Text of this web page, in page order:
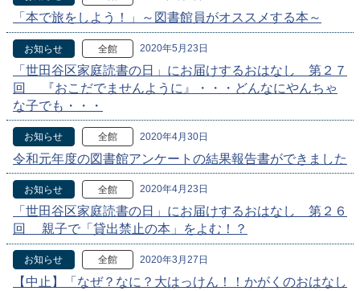
「本で旅をしよう！」～図書館員がオススメする本～
お知らせ 全館 2020年5月23日
「世田谷区家庭読書の日」にお届けするおはなし 第２７
回 『おこだでませんように』・・・どんなにやんちゃ
な子でも・・・
お知らせ 全館 2020年4月30日
令和元年度の図書館アンケートの結果報告書ができました
お知らせ 全館 2020年4月23日
「世田谷区家庭読書の日」にお届けするおはなし 第２６
回 親子で「貸出禁止の本」をよむ！？
お知らせ 全館 2020年3月27日
【中止】「なぜ？なに？大はっけん！！かがくのおはなし